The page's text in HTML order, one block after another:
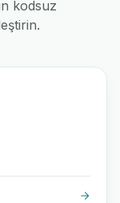
kodsuz